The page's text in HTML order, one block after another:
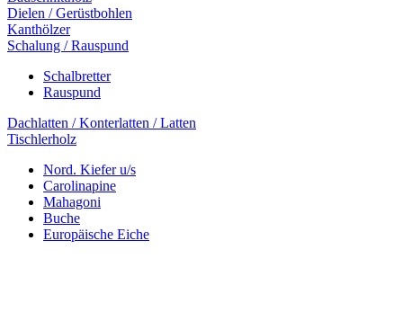
Dielen / Gerüstbohlen
Kanthölzer
Schalung / Rauspund
Schalbretter
Rauspund
Dachlatten / Konterlatten / Latten
Tischlerholz
Nord. Kiefer u/s
Carolinapine
Mahagoni
Buche
Europäische Eiche